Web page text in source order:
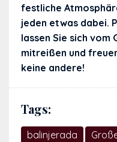
festliche
jeden etwas dabei.
lassen Sie sich vom
mitreißen und
keine andere!
Tags:
balinjerada